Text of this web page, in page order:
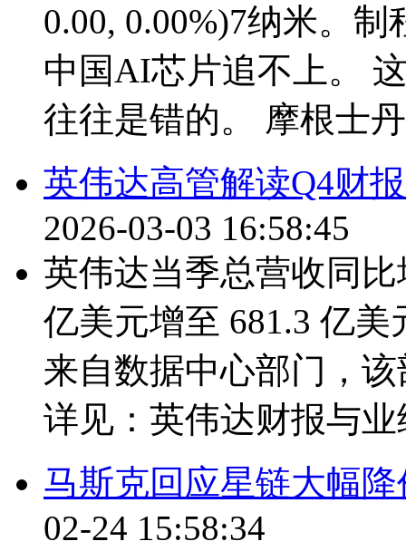
0.00, 0.00%)7纳米。
中国AI芯片追不上。
往往是错的。 摩根士
英伟达高管解读Q4财
2026-03-03 16:58:45
英伟达当季总营收同
亿美元增至 681.3 亿
来自数据中心部门，
详见：英伟达财报与业
马斯克回应星链大幅
02-24 15:58:34